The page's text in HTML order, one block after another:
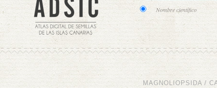
Nombre científico
MAGNOLIOPSIDA /